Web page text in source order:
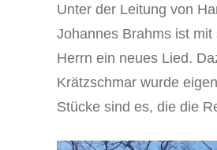
Unter der Leitung von
Johannes Brahms ist
Herrn ein neues Lied.
Krätzschmar wurde
Stücke sind es, die die